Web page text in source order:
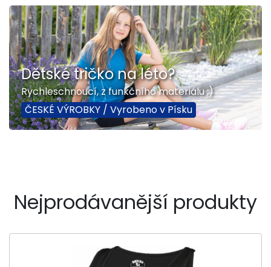
Dětské tričko na léto?
Rychleschnoucí, z funkčního materiálu ;)
ČESKÉ VÝROBKY / Vyrobeno v Písku
Nejprodávanější produkty